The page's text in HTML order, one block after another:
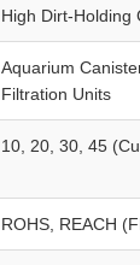
High Dirt-Holding
Aquarium
Filtration Units
10, 20, 30, 45
ROHS, REACH